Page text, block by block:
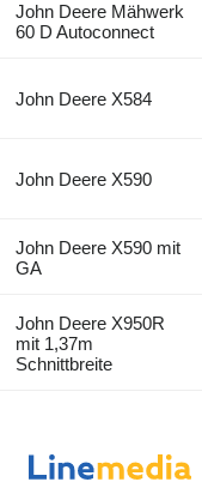
John Deere Mähwerk
60 D Autoconnect
John Deere X584
John Deere X590
John Deere X590 mit
GA
John Deere X950R
mit 1,37m
Schnittbreite